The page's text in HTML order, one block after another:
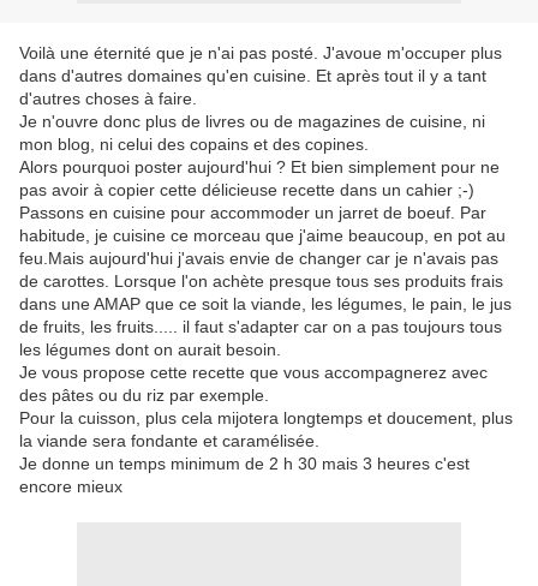
Voilà une éternité que je n'ai pas posté. J'avoue m'occuper plus
dans d'autres domaines qu'en cuisine. Et après tout il y a tant
d'autres choses à faire.
Je n'ouvre donc plus de livres ou de magazines de cuisine, ni
mon blog, ni celui des copains et des copines.
Alors pourquoi poster aujourd'hui ? Et bien simplement pour ne
pas avoir à copier cette délicieuse recette dans un cahier ;-)
Passons en cuisine pour accommoder un jarret de boeuf. Par
habitude, je cuisine ce morceau que j'aime beaucoup, en pot au
feu.Mais aujourd'hui j'avais envie de changer car je n'avais pas
de carottes. Lorsque l'on achète presque tous ses produits frais
dans une AMAP que ce soit la viande, les légumes, le pain, le jus
de fruits, les fruits..... il faut s'adapter car on a pas toujours tous
les légumes dont on aurait besoin.
Je vous propose cette recette que vous accompagnerez avec
des pâtes ou du riz par exemple.
Pour la cuisson, plus cela mijotera longtemps et doucement, plus
la viande sera fondante et caramélisée.
Je donne un temps minimum de 2 h 30 mais 3 heures c'est
encore mieux